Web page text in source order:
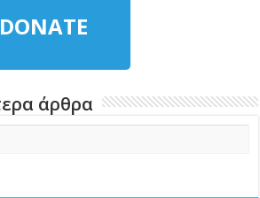
άρθρα